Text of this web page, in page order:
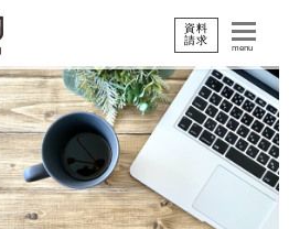
資料
請求
menu